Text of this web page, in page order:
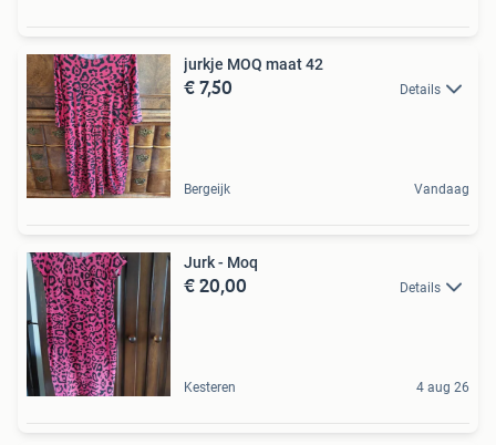
jurkje MOQ maat 42
€ 7,50 Details
Bergeijk Vandaag
Jurk - Moq
€ 20,00 Details
Kesteren 4 aug 26